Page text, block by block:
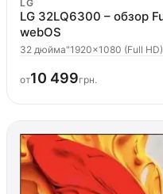
LG
LG 32LQ6300 – обзор
webOS
32 дюйма"1920x1080 (Full HD)
от10 499грн.